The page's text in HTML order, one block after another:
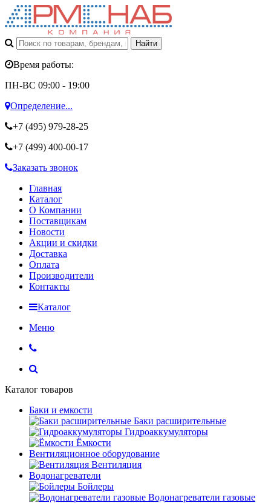
Время работы:
ПН-ВС 09:00 - 19:00
Определение...
+7 (495) 979-28-25
+7 (499) 400-00-17
Заказать звонок
Главная
Каталог
О Компании
Поставщикам
Новости
Акции и скидки
Доставка
Оплата
Производители
Контакты
Каталог
Меню
Каталог товаров
Баки и емкости
Баки расширительные
Гидроаккумуляторы
Ёмкости
Вентиляционное оборудование
Вентиляция
Водонагреватели
Бойлеры
Водонагреватели газовые